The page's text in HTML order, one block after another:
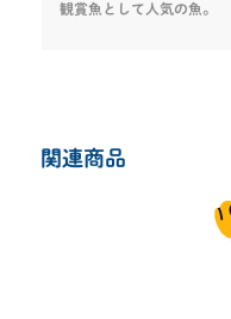
観賞魚として人気の魚。
関連商品